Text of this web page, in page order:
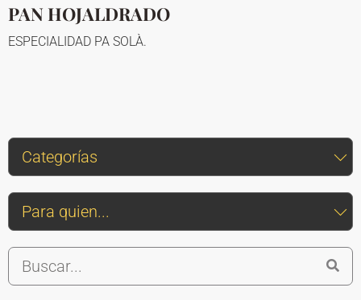
PAN HOJALDRADO
ESPECIALIDAD PA SOLÀ.